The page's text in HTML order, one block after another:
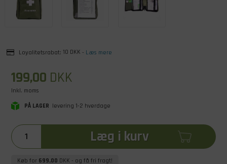
Loyalitetsrabat: 10 DKK - Læs mere
199,00 DKK
Inkl. moms
PÅ LAGER levering 1-2 hverdage
Læg i kurv
Køb for 699,00 DKK - og få fri fragt!